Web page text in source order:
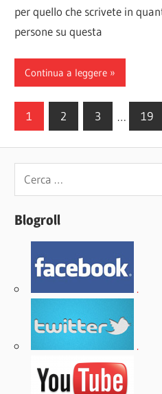
per quello che scrivete in
persone su questa
Continua a leggere
Paginazione
articoli
1 2 3 … 19
Ricerca
per:
Blogroll
.
.